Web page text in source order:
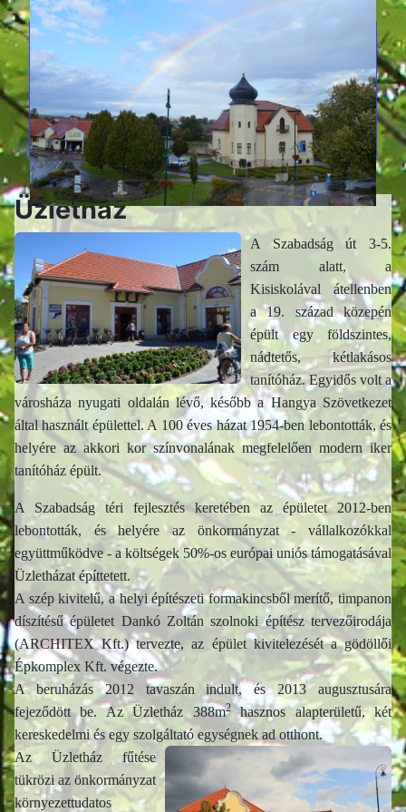
Üzletház
A Szabadság út 3-5.
szám alatt, a
Kisiskolával átellenben
a 19. század közepén
épült egy földszintes,
nádtetős, kétlakásos
tanítóház. Egyidős volt a
városháza nyugati oldalán lévő, később a Hangya Szövetkezet
által használt épülettel. A 100 éves házat 1954-ben lebontották, és
helyére az akkori kor színvonalának megfelelően modern iker
tanítóház épült.
A Szabadság téri fejlesztés keretében az épületet 2012-ben
lebontották, és helyére az önkormányzat - vállalkozókkal
együttműködve - a költségek 50%-os európai uniós támogatásával
Üzletházat építtetett.
A szép kivitelű, a helyi építészeti formakincsből merítő, timpanon
díszítésű épületet Dankó Zoltán szolnoki építész tervezőirodája
(ARCHITEX Kft.) tervezte, az épület kivitelezését a gödöllői
Épkomplex Kft. végezte.
A beruházás 2012 tavaszán indult, és 2013 augusztusára
fejeződött be. Az Üzletház 388m2hasznos alapterületű, két
kereskedelmi és egy szolgáltató egységnek ad otthont.
Az Üzletház fűtése
tükrözi az önkormányzat
környezettudatos